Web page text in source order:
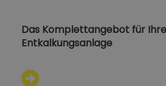
Das Komplettangebot für Ihre
Entkalkungsanlage